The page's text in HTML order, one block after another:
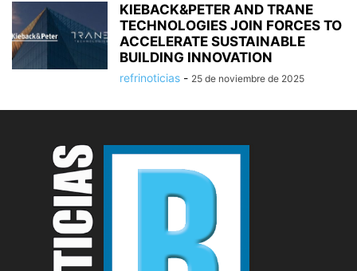
KIEBACK&PETER AND TRANE
TECHNOLOGIES JOIN FORCES TO
ACCELERATE SUSTAINABLE
BUILDING INNOVATION
refrinoticias - 25 de noviembre de 2025